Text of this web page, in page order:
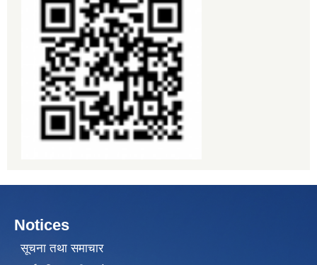
Notices
सूचना तथा समाचार